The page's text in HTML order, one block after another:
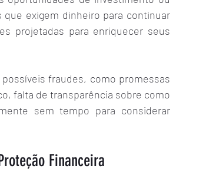
exigem dinheiro para continuar
projetadas para enriquecer seus
fraudes, como promessas
falta de transparência sobre como
sem tempo para considerar
Financeira